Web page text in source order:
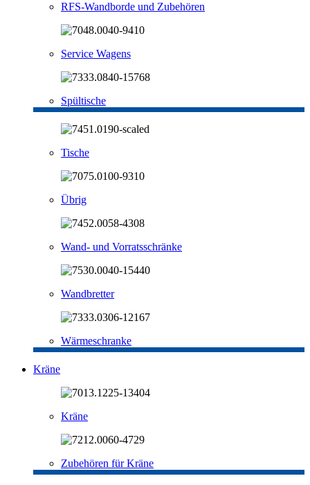
RFS-Wandborde und Zubehören
Service Wagens
Spültische
Tische
Übrig
Wand- und Vorratsschränke
Wandbretter
Wärmeschranke
Kräne
Kräne
Zubehören für Kräne